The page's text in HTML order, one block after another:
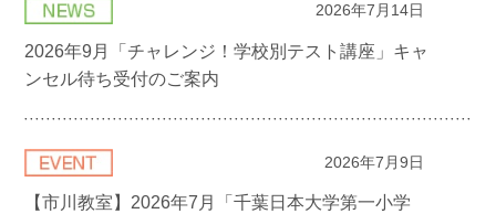
2026年7月14日
2026年9月「チャレンジ！学校別テスト講座」キャ
ンセル待ち受付のご案内
2026年7月9日
【市川教室】2026年7月「千葉日本大学第一小学